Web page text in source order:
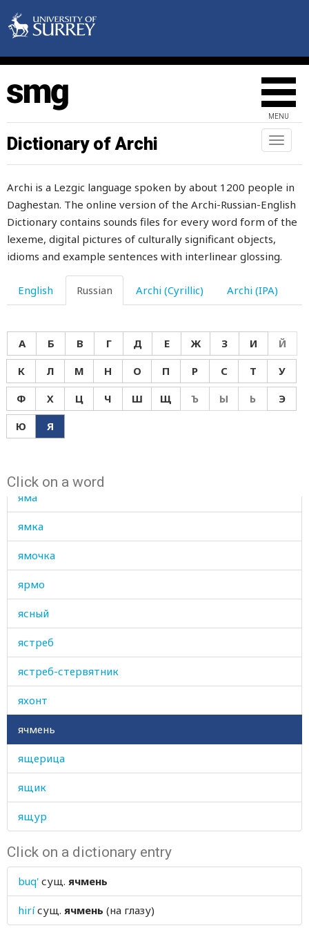
MENU
Toggle
Dictionary of Archi
Archi is a Lezgic language spoken by about 1200 people in
Daghestan. The online version of the Archi-Russian-English
Dictionary contains sounds files for every word form of the
lexeme, digital pictures of culturally significant objects,
idioms and example sentences with interlinear glossing.
English Russian Archi (Cyrillic) Archi (IPA)
А Б В Г Д Е Ж З И
Й
К
Л М Н О П Р С Т
У
Ф
Х Ц Ч Ш Щ Ъ Ы Ь
Э
Ю
Я
Click on a word
являться
явно
явный
ягненок
ягнята
яд
ядовитый
язвительный
язык
яичник
яичница
яйцо
яма
ямка
ямочка
ярмо
ясный
ястреб
ястреб-стервятник
яхонт
ячмень
ящерица
ящик
ящур
Click on a dictionary entry
buq' сущ. ячмень
hirí сущ. ячмень (на глазу)